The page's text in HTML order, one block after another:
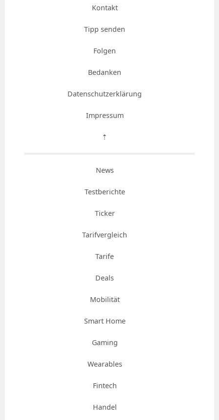
Kontakt
Tipp senden
Folgen
Bedanken
Datenschutzerklärung
Impressum
⇡
News
Testberichte
Ticker
Tarifvergleich
Tarife
Deals
Mobilität
Smart Home
Gaming
Wearables
Fintech
Handel